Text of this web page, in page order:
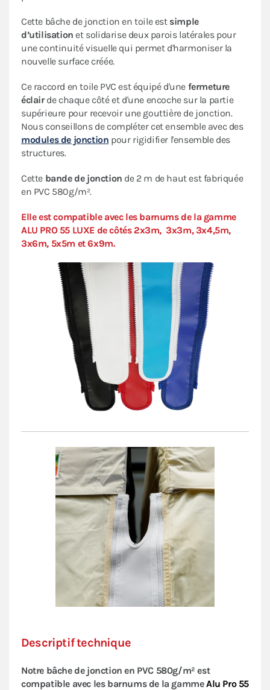
Cette bâche de jonction en toile estsimple
d’utilisation et solidarise deux parois latérales pour
une continuité visuelle qui permet d'harmoniser la
nouvelle surface créée.
Ce raccord en toile PVC est équipé d'une fermeture
éclairde chaque côté et d'une encoche sur la partie
supérieure pour recevoir une gouttière de jonction.
Nous conseillons de compléter cet ensemble avec des
modules de jonction pour rigidifier l'ensemble des
structures.
Cette bande de jonction de 2 m de haut est fabriquée
en PVC 580g/m².
Elle est compatible avec les barnums de la gamme
ALU PRO 55 LUXE de côtés 2x3m, 3x3m, 3x4,5m,
3x6m, 5x5m et 6x9m.
Descriptif technique
Notre bâche de jonction en PVC 580g/m² est
compatible avec les barnums de la gammeAlu Pro 55